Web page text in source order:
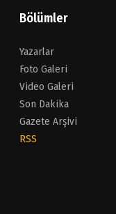
Bölümler
Yazarlar
Foto Galeri
Video Galeri
Son Dakika
Gazete Arşivi
RSS